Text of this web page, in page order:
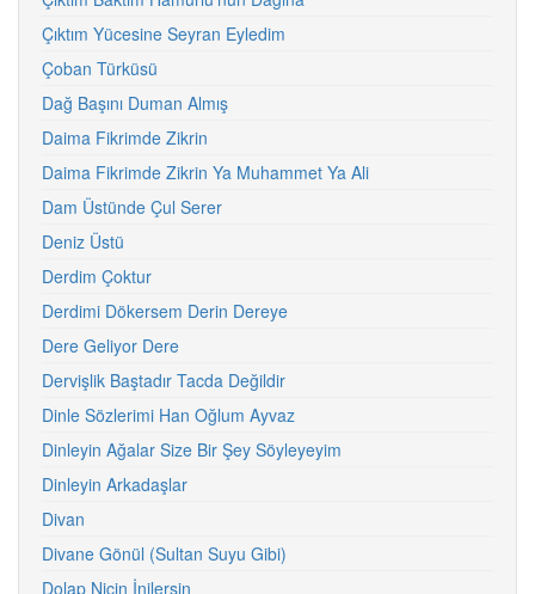
Çıktım Yücesine Seyran Eyledim
Çoban Türküsü
Dağ Başını Duman Almış
Daima Fikrimde Zikrin
Daima Fikrimde Zikrin Ya Muhammet Ya Ali
Dam Üstünde Çul Serer
Deniz Üstü
Derdim Çoktur
Derdimi Dökersem Derin Dereye
Dere Geliyor Dere
Dervişlik Baştadır Tacda Değildir
Dinle Sözlerimi Han Oğlum Ayvaz
Dinleyin Ağalar Size Bir Şey Söyleyeyim
Dinleyin Arkadaşlar
Divan
Divane Gönül (Sultan Suyu Gibi)
Dolap Niçin İnilersin